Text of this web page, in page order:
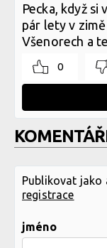
Pecka, když si
pár lety v
Všenorech a
0
Publikovat jako
registrace
jméno